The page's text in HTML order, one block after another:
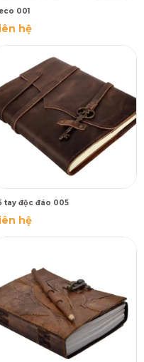
001
hệ
tay độc đáo 005
hệ